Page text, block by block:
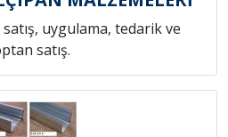
uygulama, tedarik ve
satış.